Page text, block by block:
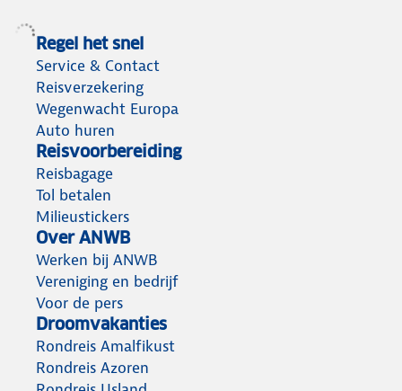
Regel het snel
Service & Contact
Reisverzekering
Wegenwacht Europa
Auto huren
Reisvoorbereiding
Reisbagage
Tol betalen
Milieustickers
Over ANWB
Werken bij ANWB
Vereniging en bedrijf
Voor de pers
Droomvakanties
Rondreis Amalfikust
Rondreis Azoren